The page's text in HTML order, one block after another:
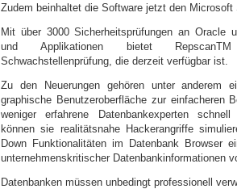
Zudem beinhaltet die Software jetzt den Microsoft
Mit über 3000 Sicherheitsprüfungen an Oracle
und Applikationen bietet
Schwachstellenprüfung, die derzeit verfügbar ist.
Zu den Neuerungen gehören unter anderem
graphische Benutzeroberfläche zur einfacheren
weniger erfahrene Datenbankexperten
können sie realitätsnahe Hackerangriffe
Down Funktionalitäten im Datenbank Browser
unternehmenskritischer Datenbankinformationen
Datenbanken müssen unbedingt professionell